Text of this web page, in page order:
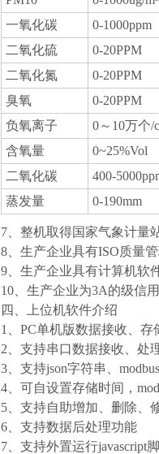
一氧化碳
0-1000ppm
二氧化硫
0-20PPM
二氧化氮
0-20PPM
臭氧
0-20PPM
负氧离子
0～10万个/
含氧量
0~25%Vol
二氧化碳
400-
蒸发量
0-190mm
7、整机取得国家气象计量
8、生产企业具有ISO质量
9、生产企业具有计算机软
10、生产企业为3A的级信
四、上位机软件介绍
1、PC单机版数据接收、
2、支持串口数据接收、处
3、支持json字符串、
4、可自设置存储时间，
5、支持自助增加、删除、
6、支持数据后处理功能
7、支持外置运行javascript